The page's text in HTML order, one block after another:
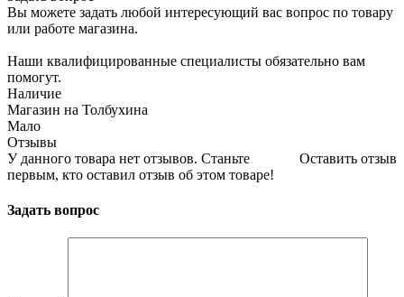
Вы можете задать любой интересующий вас вопрос по товару
или работе магазина.
Наши квалифицированные специалисты обязательно вам
помогут.
Наличие
Магазин на Толбухина
Мало
Отзывы
Оставить отзыв
У данного товара нет отзывов. Станьте
первым, кто оставил отзыв об этом товаре!
Задать вопрос